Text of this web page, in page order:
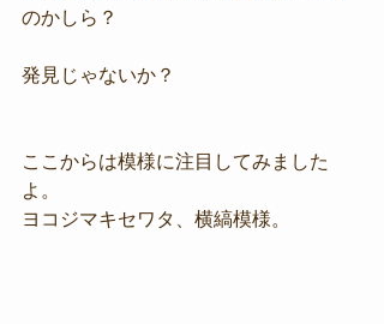
のかしら？
発見じゃないか？
ここからは模様に注目してみました
よ。
ヨコジマキセワタ、横縞模様。